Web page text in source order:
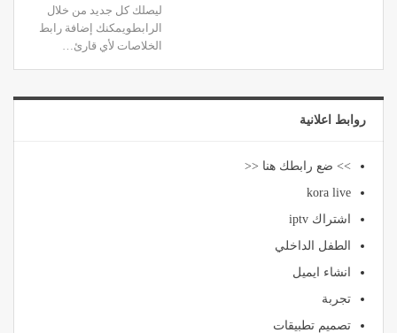
ليصلك كل جديد من خلال
الرابطويمكنك إضافة رابط
الخلاصات لأي قارئ
روابط اعلانية
>> ضع رابطك هنا <<
kora live
اشتراك iptv
الطفل الداخلي
انشاء ايميل
تجربة
تصميم تطبيقات